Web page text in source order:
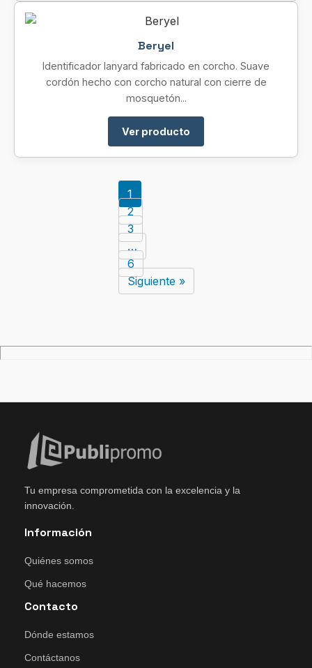
Beryel
Identificador lanyard fabricado en corcho. Suave
cordón hecho con corcho natural con cierre de
mosquetón...
Ver producto
1
2
3
…
6
Siguiente »
Tu empresa comprometida con la excelencia y la
innovación.
Información
Quiénes somos
Qué hacemos
Contacto
Dónde estamos
Contáctanos